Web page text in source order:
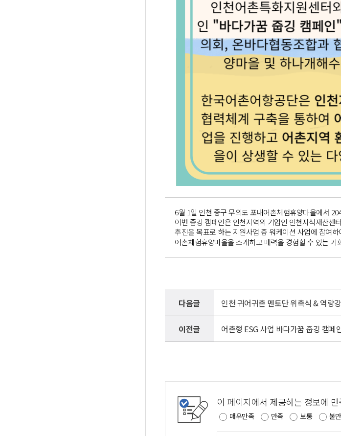
6월 1일 인천 중구 무의도 포내어촌체험휴양마을에서
이번 줍깅 캠페인은 인천지역의 기업인 인천지식재산센
추진을 목표로 하는 지원사업 중 워케이션 사업에 참여
어촌체험휴양마을을 소개하고 매력을 경험할 수 있는 기
다음글 인천 귀어귀촌 멘토단 위촉식 & 역량
이전글 어촌형 ESG 사업 바다가꿈 줍깅 캠페
이 페이지에서 제공하는 정보에
매우만족 만족 보통 불